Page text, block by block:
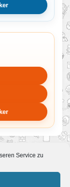
Service zu